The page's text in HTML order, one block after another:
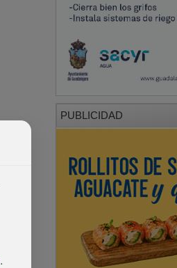
PUBLICIDAD
.